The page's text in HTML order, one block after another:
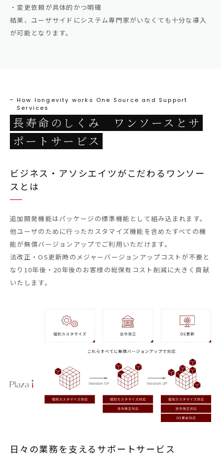
・変更依頼が具体的かつ明確
結果、ユーザサイドにシステム専門家がいなくても十分な導入
が可能となります。
How longevity works One Source and Support
Services
長寿命のしくみ ワンソースとサ
ポートサービス
ビジネス・アソシエイツがこだわるワンソー
スとは
追加開発機能はパッケージの標準機能として組み込まれます。
他ユーザのために行ったカスタマイズ機能を含めたすべての機
能が無償バージョンアップでご利用いただけます。
法改正・OS更新時のメジャーバージョンアップコストが不要と
なり10年後・20年後のお客様の総保有コスト削減に大きく貢献
いたします。
日々の業務を支えるサポートサービス